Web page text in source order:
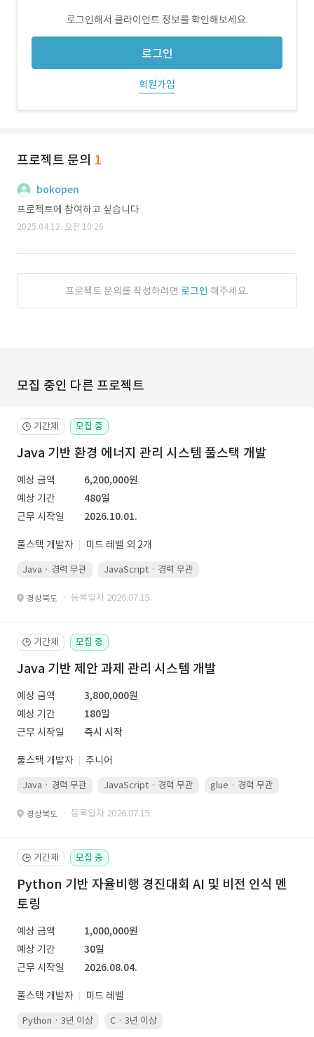
로그인해서 클라이언트 정보를 확인해보세요.
로그인
회원가입
프로젝트 문의 1
bokopen
프로젝트에 참여하고 싶습니다
2025.04.12. 오전 10:26
프로젝트 문의를 작성하려면 로그인 해주세요.
모집 중인 다른 프로젝트
🕒 기간제 모집 중
Java 기반 환경 에너지 관리 시스템 풀스택 개발
예상 금액
6,200,000원
예상 기간
480일
근무 시작일
2026.10.01.
풀스택 개발자 미드 레벨 외 2개
Java · 경력 무관 JavaScript · 경력 무관
경상북도 · 등록일자 2026.07.15.
🕒 기간제 모집 중
Java 기반 제안 과제 관리 시스템 개발
예상 금액
3,800,000원
예상 기간
180일
근무 시작일
즉시 시작
풀스택 개발자 주니어
Java · 경력 무관 JavaScript · 경력 무관 glue · 경력 무관
경상북도 · 등록일자 2026.07.15.
🕒 기간제 모집 중
Python 기반 자율비행 경진대회 AI 및 비전 인식 멘
토링
예상 금액
1,000,000원
예상 기간
30일
근무 시작일
2026.08.04.
풀스택 개발자 미드 레벨
Python · 3년 이상 C · 3년 이상